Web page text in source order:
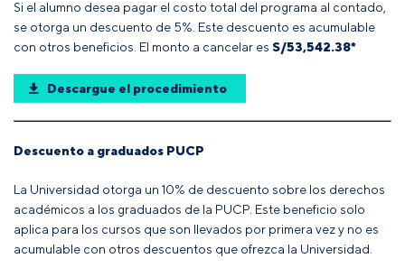
Si el alumno desea pagar el costo total del programa al contado,
se otorga un descuento de 5%. Este descuento es acumulable
con otros beneficios. El monto a cancelar es S/53,542.38*
Descargue el procedimiento
Descuento a graduados PUCP
La Universidad otorga un 10% de descuento sobre los derechos
académicos a los graduados de la PUCP. Este beneficio solo
aplica para los cursos que son llevados por primera vez y no es
acumulable con otros descuentos que ofrezca la Universidad.